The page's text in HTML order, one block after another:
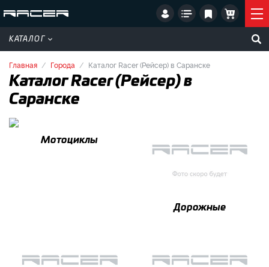
КАТАЛОГ
Главная Города Каталог Racer (Рейсер) в Саранске
Каталог Racer (Рейсер) в
Саранске
Мотоциклы
Дорожные